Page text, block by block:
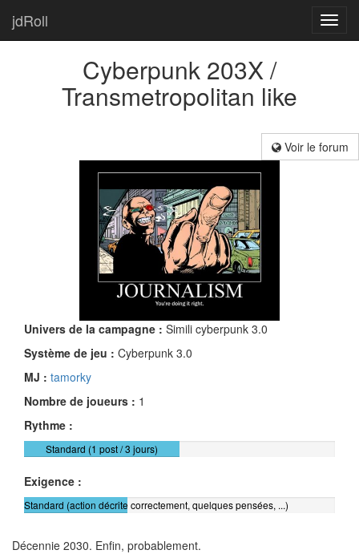
jdRoll
Cyberpunk 203X /
Transmetropolitan like
Voir le forum
Univers de la campagne : Simili cyberpunk 3.0
Système de jeu : Cyberpunk 3.0
MJ : tamorky
Nombre de joueurs : 1
Rythme :
Standard (1 post / 3 jours)
Exigence :
Standard (action décrite correctement, quelques pensées, ...)
Décennie 2030. Enfin, probablement.